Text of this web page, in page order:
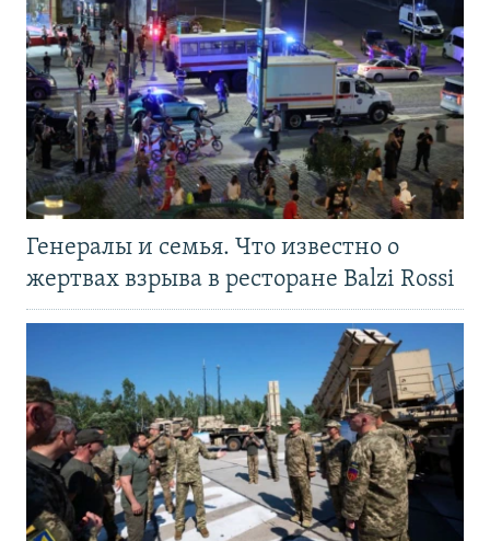
Генералы и семья. Что известно о
жертвах взрыва в ресторане Balzi Rossi